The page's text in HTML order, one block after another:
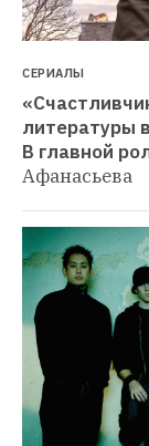
СЕРИАЛЫ
литературы
В главной
Афанасьева